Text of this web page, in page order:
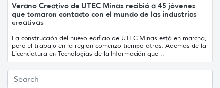
Verano Creativo de UTEC Minas recibió a 45 jóvenes
que tomaron contacto con el mundo de las industrias
creativas
La construcción del nuevo edificio de UTEC Minas está en marcha,
pero el trabajo en la región comenzó tiempo atrás. Además de la
Licenciatura en Tecnologías de la Información que ...